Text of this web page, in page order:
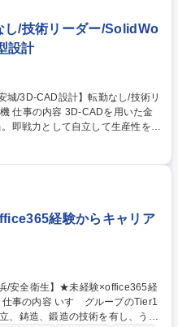
制度充実
し/技術リーダー/SolidWo
設計
金
即戦力として自立して生産性を高
て組織全体の技術レベルを底上げ
ご自身のノウハウを周囲のメンバ
す。高い技術を独り占めせず、チ
【安城/3D-CA
HyperMill/5軸加工機
経験からキャリア
、鋳造、鍛造の技術を有し、うご